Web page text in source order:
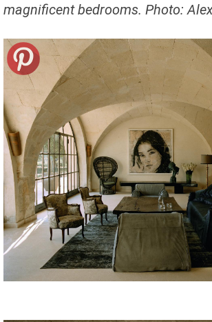
magnificent bedrooms. Photo: